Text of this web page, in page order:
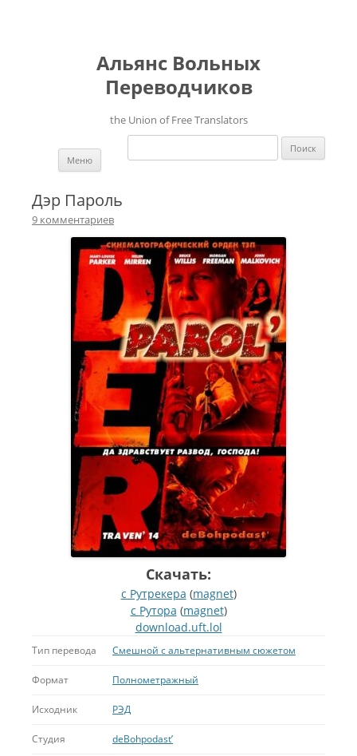
Альянс Вольных
Переводчиков
the Union of Free Translators
Найти:
Меню
Дэр Пароль
9 комментариев
Скачать:
с Рутрекера (magnet)
с Рутора (magnet)
download.uft.lol
Тип перевода Смешной с альтернативным сюжетом
Формат Полнометражный
Исходник РЭД
Студия deBohpodast’